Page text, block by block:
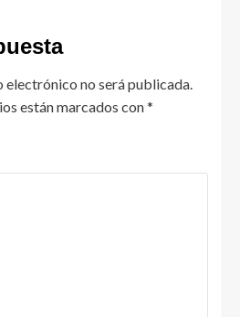
electrónico no será publicada.
están marcados con*